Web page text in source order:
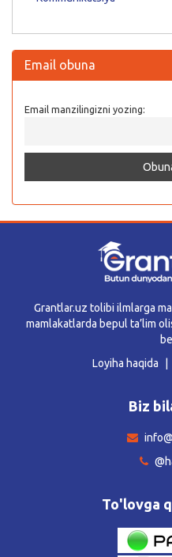
Email obuna
Email manzilingizni yozing:
Grantlar.uz tolibi ilmlarga
mamlakatlarda bepul ta’lim
Loyiha haqida
Biz
To'lovga